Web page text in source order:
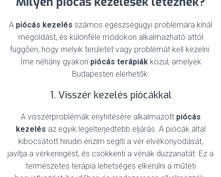
A piócás kezelés számos egészségügyi problémára kínál
megoldást, és különféle módokon alkalmazható attól
függően, hogy melyik területet vagy problémát kell kezelni.
Íme néhány gyakori piócás terápiákközül, amelyek
Budapesten elérhetők:
1. Visszér kezelés piócákkal
A visszérproblémák enyhítésére alkalmazott piócás
kezelés az egyik legelterjedtebb eljárás. A piócák által
kibocsátott hirudin enzim segíti a vér elvékonyodását,
javítja a vérkeringést, és csökkenti a vénák duzzanatát. Ez a
természetes terápia lehetséges elkerülni a műtéti